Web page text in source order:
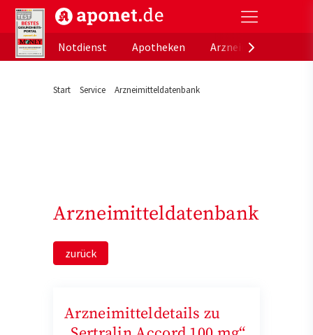
aponet.de - Das offizielle Gesundheitsportal der
Notdienst
Apotheken
Start Service Arzneimitteldatenbank
Arzneimitteldatenbank
zurück
Arzneimitteldetails zu